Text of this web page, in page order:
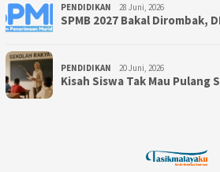
PENDIDIKAN 28 Juni, 2026
SPMB 2027 Bakal Dirombak,
PENDIDIKAN 20 Juni, 2026
Kisah Siswa Tak Mau Pulang